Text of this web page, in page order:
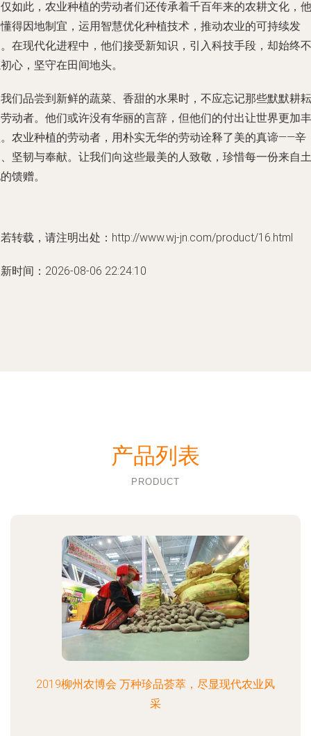
如此，农业种植的劳动者们还传承着千百年来的农耕文化，他
得因地制宜，运用智慧优化种植技术，推动农业的可持续发
在现代化进程中，他们接受新知识，引入科技手段，却始终不
心，坚守在田间地头。
们品尝到新鲜的蔬菜、香甜的水果时，不应忘记那些默默耕耘
动者。他们或许没有华丽的言辞，但他们的付出让世界更加丰
农业种植的劳动者，用朴实无华的劳动诠释了美的真谛——辛
坚韧与奉献。让我们向这些最美的人致敬，珍惜每一份来自土
馈赠。
转载，请注明出处：http://www.wj-jn.com/product/16.html
时间：2026-08-06 22:24:10
产品列表
PRODUCT
2019柳州农博会 万种珍品荟萃，尽显现代农业风
采